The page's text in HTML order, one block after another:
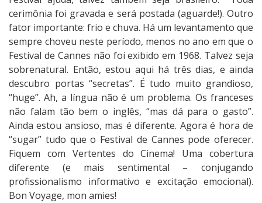
cerimônia foi gravada e será postada (aguarde!). Outro
fator importante: frio e chuva. Há um levantamento que
sempre choveu neste período, menos no ano em que o
Festival de Cannes não foi exibido em 1968. Talvez seja
sobrenatural. Então, estou aqui há três dias, e ainda
descubro portas “secretas”. É tudo muito grandioso,
“huge”. Ah, a língua não é um problema. Os franceses
não falam tão bem o inglês, “mas dá para o gasto”.
Ainda estou ansioso, mas é diferente. Agora é hora de
“sugar” tudo que o Festival de Cannes pode oferecer.
Fiquem com Vertentes do Cinema! Uma cobertura
diferente (e mais sentimental – conjugando
profissionalismo informativo e excitação emocional).
Bon Voyage, mon amies!